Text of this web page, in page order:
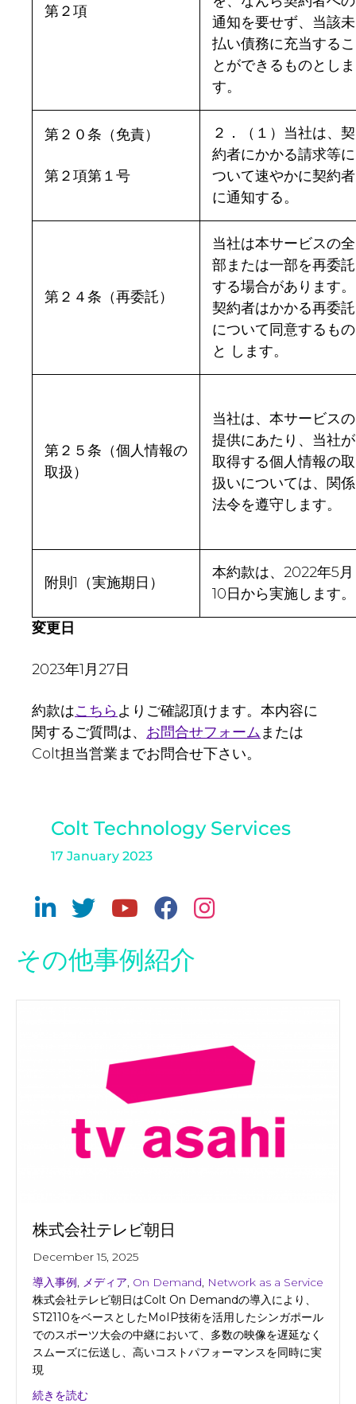
第２項
通知を要せず、当該未
払い債務に充当するこ
とができるものとしま
す。
第２０条（免責）
第２項第１号
２．（１）当社は、契
約者にかかる請求等に
ついて速やかに契約者
に通知する。
第２４条（再委託）
当社は本サービスの全
部または一部を再委託
する場合があります。
契約者はかかる再委託
について同意するもの
と します。
第２５条（個人情報の
取扱）
当社は、本サービスの
提供にあたり、当社が
取得する個人情報の取
扱いについては、関係
法令を遵守します。
附則1（実施期日）
本約款は、2022年5月
10日から実施します。
変更日
2023年1月27日
約款はこちらよりご確認頂けます。本内容に
関するご質問は、 お問合せフォームまたは
Colt担当営業までお問合せ下さい。
Colt Technology Services
17 January 2023
その他事例紹介
株式会社テレビ朝日
December 15, 2025
導入事例, メディア, On Demand, Network as a Service
株式会社テレビ朝日はColt On Demandの導入により、
ST2110をベースとしたMoIP技術を活用したシンガポール
でのスポーツ大会の中継において、多数の映像を遅延なく
スムーズに伝送し、高いコストパフォーマンスを同時に実
現
続きを読むabout 株式会社テレビ朝日